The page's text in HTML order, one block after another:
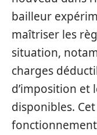
bailleur
maîtriser les
situation,
charges
d’imposition et
disponibles.